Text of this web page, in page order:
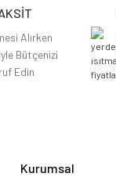
Alırken
Bütçenizi
Edin
Kurumsal